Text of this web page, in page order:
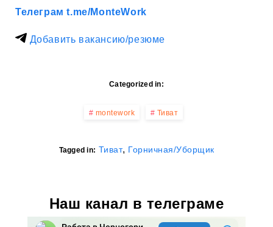
Телеграм t.me/MonteWork
Добавить вакансию/резюме
Categorized in:
montework Тиват
Tagged in: Тиват, Горничная/Уборщик
Наш канал в телеграме